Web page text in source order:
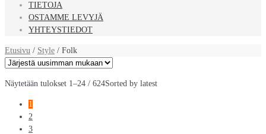
TIETOJA
OSTAMME LEVYJÄ
YHTEYSTIEDOT
Etusivu / Style / Folk
Näytetään tulokset 1–24 / 624Sorted by latest
1
2
3